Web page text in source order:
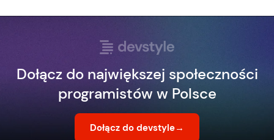
Dołącz do największej społeczności
programistów w Polsce
Dołącz do devstyle→